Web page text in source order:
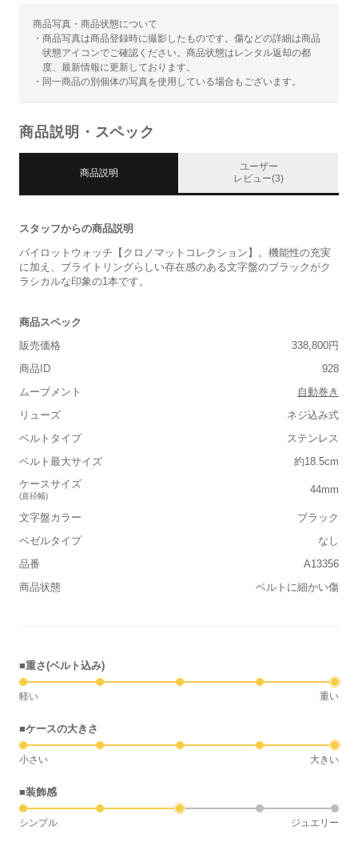
商品写真・商品状態について
・商品写真は商品登録時に撮影したものです。傷などの詳細は商品
状態アイコンでご確認ください。商品状態はレンタル返却の都
度、最新情報に更新しております。
・同一商品の別個体の写真を使用している場合もございます。
商品説明・スペック
商品説明
ユーザー
レビュー(3)
スタッフからの商品説明
パイロットウォッチ【クロノマットコレクション】。機能性の充実
に加え、ブライトリングらしい存在感のある文字盤のブラックがク
ラシカルな印象の1本です。
商品スペック
販売価格
338,800円
商品ID
928
ムーブメント
自動巻き
リューズ
ネジ込み式
ベルトタイプ
ステンレス
ベルト最大サイズ
約18.5cm
ケースサイズ
(直径幅)
44mm
文字盤カラー
ブラック
ベゼルタイプ
なし
品番
A13356
商品状態
ベルトに細かい傷
■重さ(ベルト込み)
軽い 重い
■ケースの大きさ
小さい 大きい
■装飾感
シンプル ジュエリー